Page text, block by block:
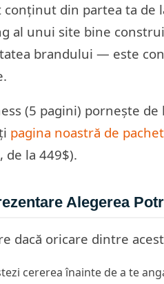
din partea ta de
al unui site bine
brandului — este
(5 pagini) pornește de
pagina noastră de
de la 449$).
Alegerea
dacă oricare dintre
cererea înainte de a te